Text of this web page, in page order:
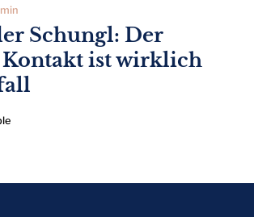
Schungl: Der
ist wirklich